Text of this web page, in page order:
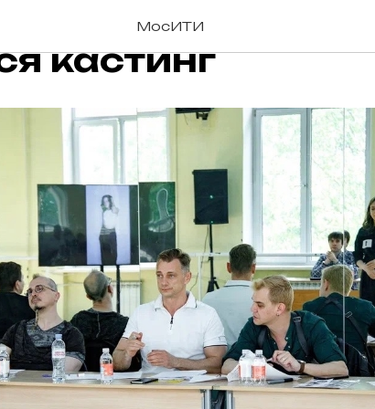
МосИТИим.
кастинг